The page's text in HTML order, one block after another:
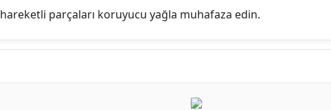
parçaları koruyucu yağla muhafaza edin.